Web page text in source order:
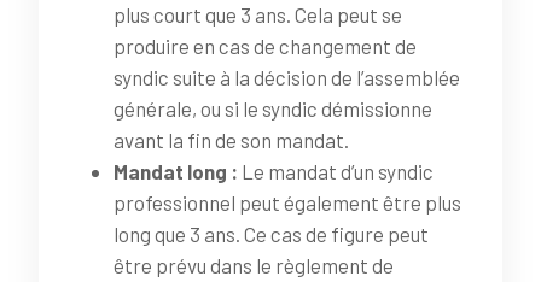
plus court que 3 ans. Cela peut se
produire en cas de changement de
syndic suite à la décision de l’assemblée
générale, ou si le syndic démissionne
avant la fin de son mandat.
Mandat long : Le mandat d’un syndic
professionnel peut également être plus
long que 3 ans. Ce cas de figure peut
être prévu dans le règlement de